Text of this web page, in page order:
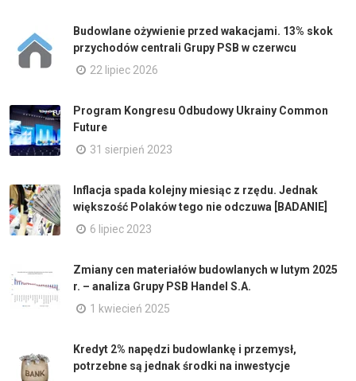
Budowlane ożywienie przed wakacjami. 13% skok
przychodów centrali Grupy PSB w czerwcu
22 lipiec 2026
Program Kongresu Odbudowy Ukrainy Common
Future
31 sierpień 2023
Inflacja spada kolejny miesiąc z rzędu. Jednak
większość Polaków tego nie odczuwa [BADANIE]
6 lipiec 2023
Zmiany cen materiałów budowlanych w lutym 2025
r. – analiza Grupy PSB Handel S.A.
1 kwiecień 2025
Kredyt 2% napędzi budowlankę i przemysł,
potrzebne są jednak środki na inwestycje